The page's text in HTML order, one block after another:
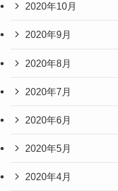
2020年10月
2020年9月
2020年8月
2020年7月
2020年6月
2020年5月
2020年4月